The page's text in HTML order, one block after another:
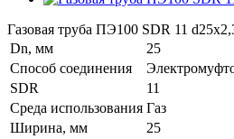
Газовая труба ПЭ100 SDR 11
Dn, мм
25
Способ соединения
SDR
11
Среда использования Газ
Ширина, мм
25